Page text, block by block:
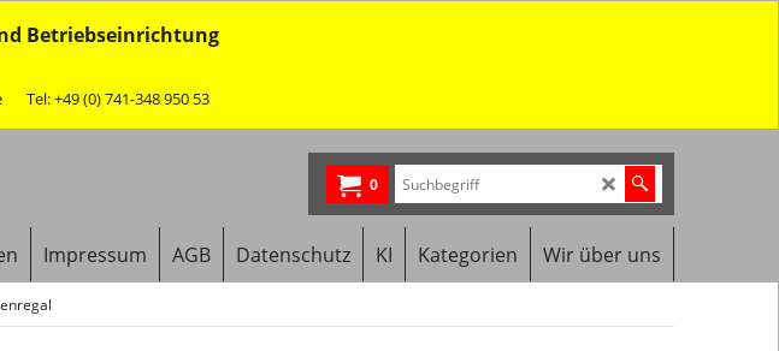
Betriebseinrichtung
Tel: +49 (0) 741-348 950 53
0
Impressum AGB Datenschutz KI Kategorien Wir über uns